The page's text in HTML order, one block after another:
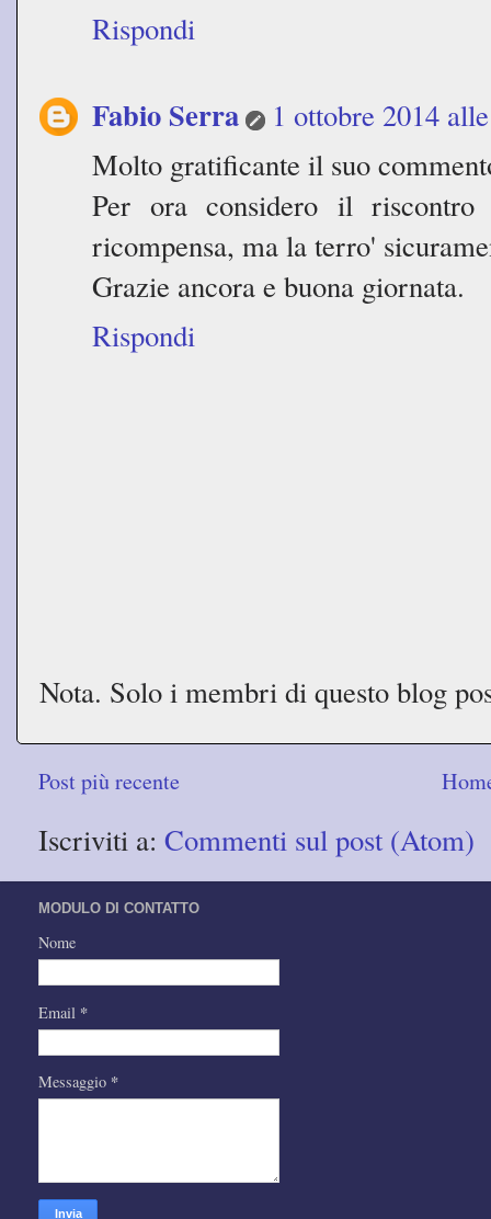
Rispondi
Fabio Serra
1 ottobre 2014
Molto gratificante il suo
Per ora considero il
ricompensa, ma la terro'
Grazie ancora e buona giornata.
Rispondi
Nota. Solo i membri di questo blog
Post più recente
Iscriviti a: Commenti sul post (Atom)
MODULO DI CONTATTO
Nome
Email *
Messaggio *